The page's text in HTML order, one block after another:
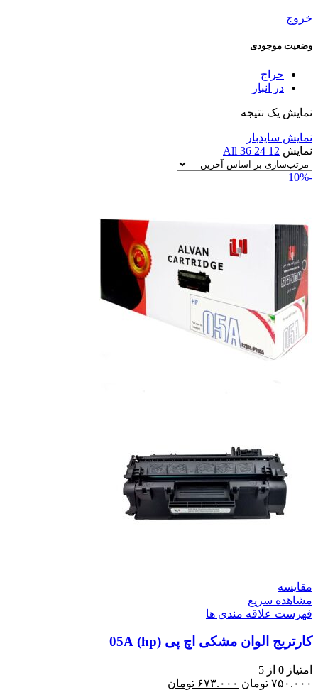
خروج
وضعیت موجودی
حراج
در انبار
نمایش یک نتیجه
نمایش سایدبار
نمایش 12
24
36
All
-10%
مقایسه
مشاهده سریع
فهرست علاقه مندی ها
کارتریج الوان مشکی اچ پی (hp) 05A
امتیاز 0 از 5
۷۵۰.۰۰۰ تومان ۶۷۳.۰۰۰ تومان